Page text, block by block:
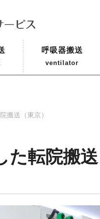
呼吸器搬送
ventilator
搬送（東京）
転院搬送